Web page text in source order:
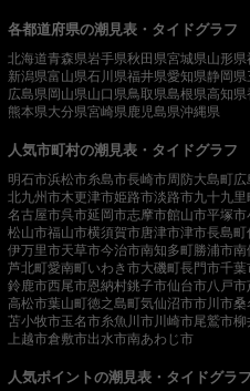
各都道府県の潮見表・タイドグラフ
北海道青森県岩手県秋田県宮城県山形県
新潟県富山県石川県福井県愛知県静岡県
広島県岡山県山口県鳥取県島根県高知県
熊本県大分県宮崎県 鹿児島県沖縄県
人気市町村の潮見表・タイドグラフ
明石市浜松市糸島市長崎市周防大島町広
北九州市木更津市姫路市淡路市九十九里
名古屋市呉市延岡市志摩市館山市平塚市
松山市福山市横須賀市唐津市津市長島町
伊万里市天草市今治市南知多町勝浦市南
芦北町愛南町いわき市大磯町長門市千葉
鈴鹿市西尾市恩納村銚子市仙台市八戸市
高松市葉山町徳之島町気仙沼市市川市桑
苫小牧市玉名市糸魚川市 川崎市尾鷲市柳
上越市倉敷市出水市南あわじ市
人気ポイントの潮見表・タイドグラフ